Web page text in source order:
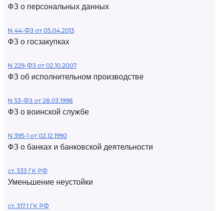
ФЗ о персональных данных
N 44-ФЗ от 05.04.2013
ФЗ о госзакупках
N 229-ФЗ от 02.10.2007
ФЗ об исполнительном производстве
N 53-ФЗ от 28.03.1998
ФЗ о воинской службе
N 395-1 от 02.12.1990
ФЗ о банках и банковской деятельности
ст. 333 ГК РФ
Уменьшение неустойки
ст. 317.1 ГК РФ